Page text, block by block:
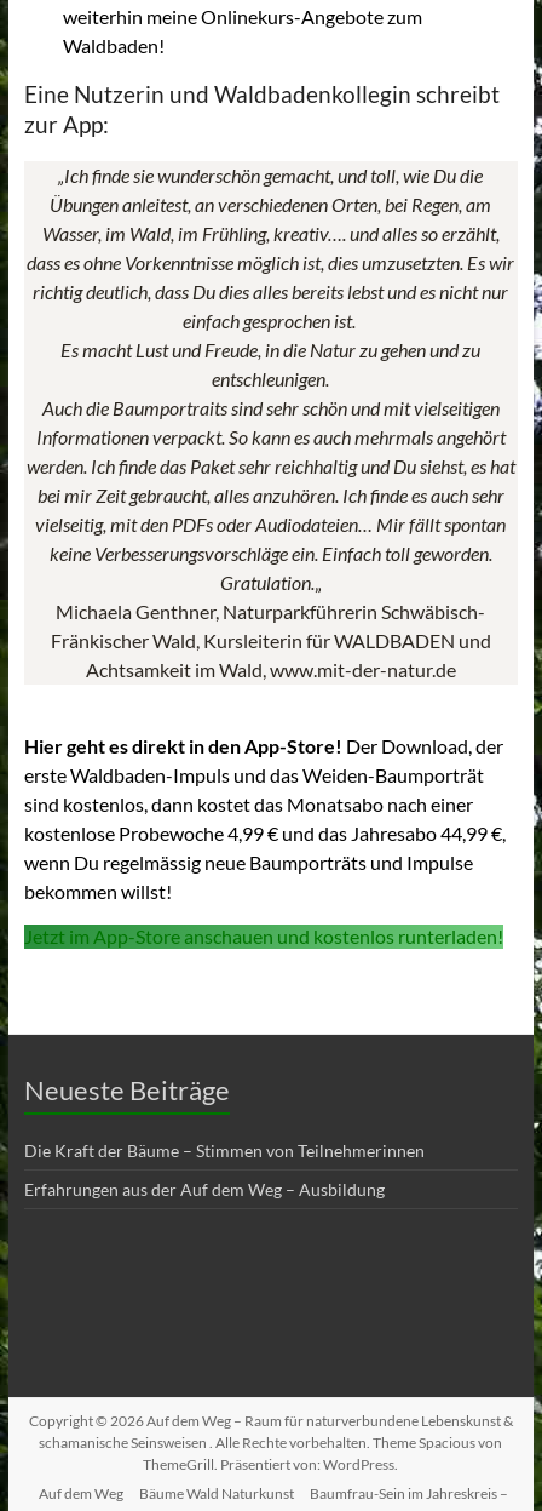
weiterhin meine Onlinekurs-Angebote zum
Waldbaden!
Eine Nutzerin und Waldbadenkollegin schreibt
zur App:
„Ich finde sie wunderschön gemacht, und toll, wie Du die
Übungen anleitest, an verschiedenen Orten, bei Regen, am
Wasser, im Wald, im Frühling, kreativ…. und alles so erzählt,
dass es ohne Vorkenntnisse möglich ist, dies umzusetzten. Es wir
richtig deutlich, dass Du dies alles bereits lebst und es nicht nur
einfach gesprochen ist.
Es macht Lust und Freude, in die Natur zu gehen und zu
entschleunigen.
Auch die Baumportraits sind sehr schön und mit vielseitigen
Informationen verpackt. So kann es auch mehrmals angehört
werden. Ich finde das Paket sehr reichhaltig und Du siehst, es hat
bei mir Zeit gebraucht, alles anzuhören. Ich finde es auch sehr
vielseitig, mit den PDFs oder Audiodateien… Mir fällt spontan
keine Verbesserungsvorschläge ein. Einfach toll geworden.
Gratulation.„
Michaela Genthner, Naturparkführerin Schwäbisch-
Fränkischer Wald, Kursleiterin für WALDBADEN und
Achtsamkeit im Wald, www.mit-der-natur.de
Hier geht es direkt in den App-Store! Der Download, der
erste Waldbaden-Impuls und das Weiden-Baumporträt
sind kostenlos, dann kostet das Monatsabo nach einer
kostenlose Probewoche 4,99 € und das Jahresabo 44,99 €,
wenn Du regelmässig neue Baumporträts und Impulse
bekommen willst!
Jetzt im App-Store anschauen und kostenlos runterladen!
Neueste Beiträge
Die Kraft der Bäume – Stimmen von Teilnehmerinnen
Erfahrungen aus der Auf dem Weg – Ausbildung
Copyright © 2026Auf dem Weg – Raum für naturverbundene Lebenskunst &
schamanische Seinsweisen . Alle Rechte vorbehalten. ThemeSpaciousvon
ThemeGrill. Präsentiert von:WordPress
Auf dem Weg
Bäume Wald Naturkunst
Baumfrau-Sein im Jahreskreis –